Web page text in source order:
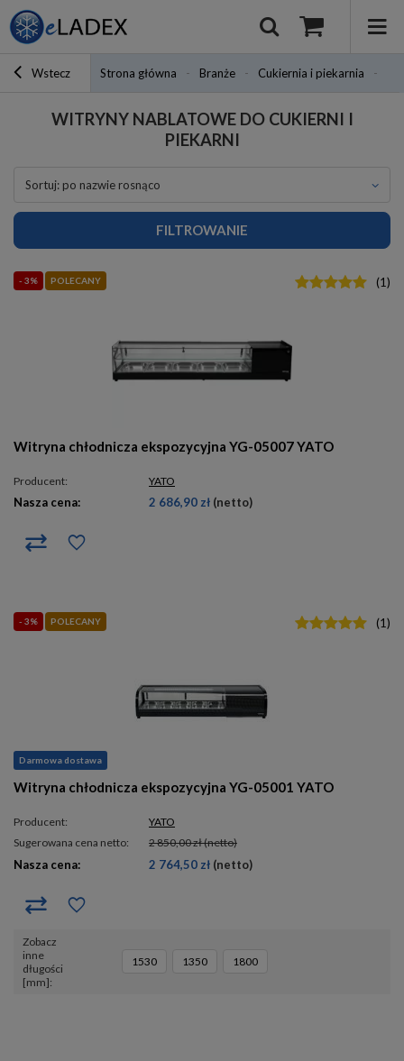
Wstecz Strona główna Branże Cukiernia i piekarnia
WITRYNY NABLATOWE DO CUKIERNI I
PIEKARNI
sortuj: po nazwie rosnąco
FILTROWANIE
- 3% POLECANY
Witryna chłodnicza ekspozycyjna YG-05007 YATO
Producent: YATO
Nasza cena: 2 686,90 zł (netto)
(1)
- 3% POLECANY
Darmowa dostawa
Witryna chłodnicza ekspozycyjna YG-05001 YATO
Producent:
YATO
Sugerowana cena netto:
2 850,00 zł(netto)
Nasza cena: 2 764,50 zł (netto)
(1)
Zobacz
inne
długości
[mm]
1530 1350 1800